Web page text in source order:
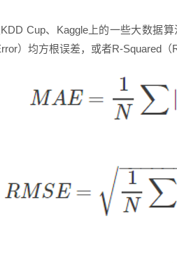
Cup、Kaggle上的一些大数据
）均方根误差，或者R-Squared（